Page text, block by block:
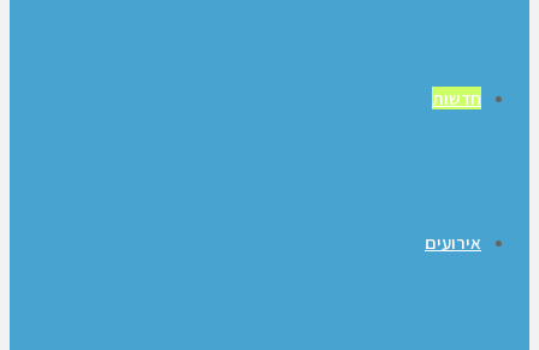
חדשות
אירועים